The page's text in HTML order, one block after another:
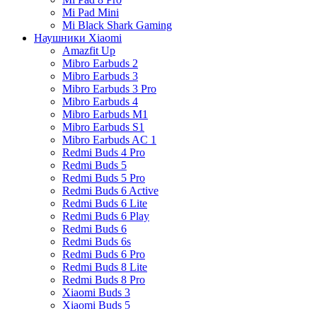
Mi Pad Mini
Mi Black Shark Gaming
Наушники Xiaomi
Amazfit Up
Mibro Earbuds 2
Mibro Earbuds 3
Mibro Earbuds 3 Pro
Mibro Earbuds 4
Mibro Earbuds M1
Mibro Earbuds S1
Mibro Earbuds AC 1
Redmi Buds 4 Pro
Redmi Buds 5
Redmi Buds 5 Pro
Redmi Buds 6 Active
Redmi Buds 6 Lite
Redmi Buds 6 Play
Redmi Buds 6
Redmi Buds 6s
Redmi Buds 6 Pro
Redmi Buds 8 Lite
Redmi Buds 8 Pro
Xiaomi Buds 3
Xiaomi Buds 5